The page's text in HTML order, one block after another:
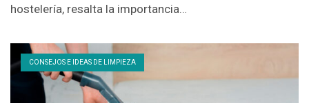
hostelería, resalta la importancia…
CONSEJOS E IDEAS DE LIMPIEZA